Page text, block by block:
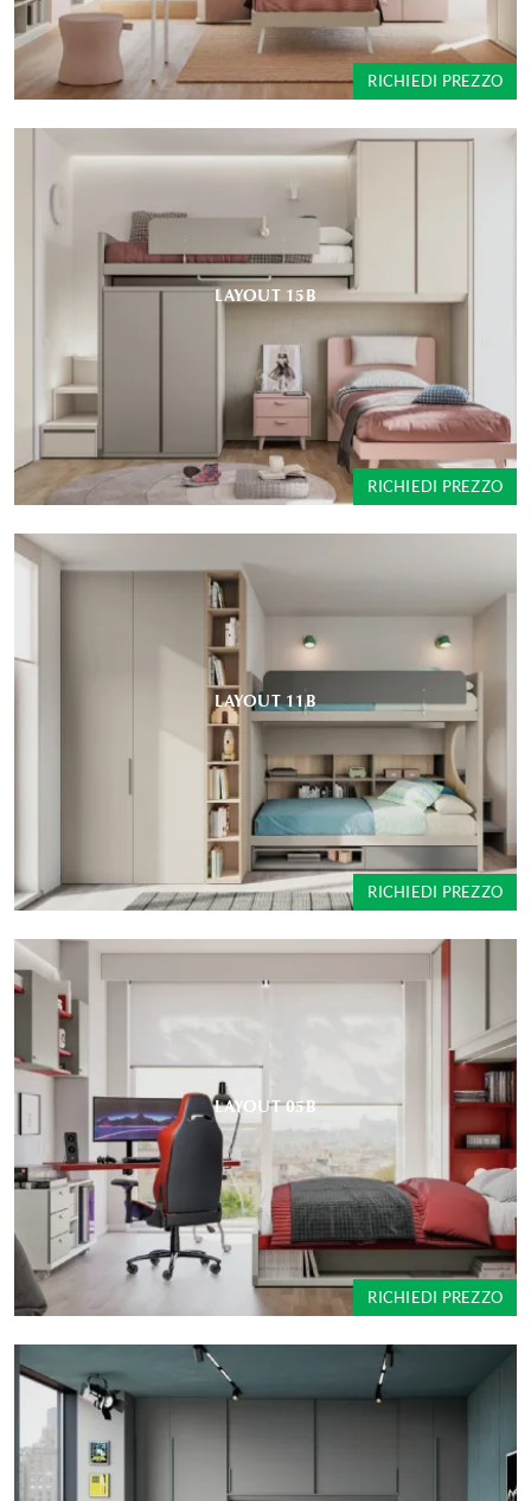
RICHIEDI PREZZO
LAYOUT 15B
RICHIEDI PREZZO
LAYOUT 11B
RICHIEDI PREZZO
LAYOUT 05B
RICHIEDI PREZZO